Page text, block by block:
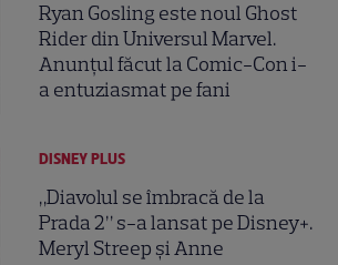
Ryan Gosling este noul Ghost
Rider din Universul Marvel.
Anunțul făcut la Comic-Con i-
a entuziasmat pe fani
DISNEY PLUS
„Diavolul se îmbracă de la
Prada 2” s-a lansat pe Disney+.
Meryl Streep și Anne